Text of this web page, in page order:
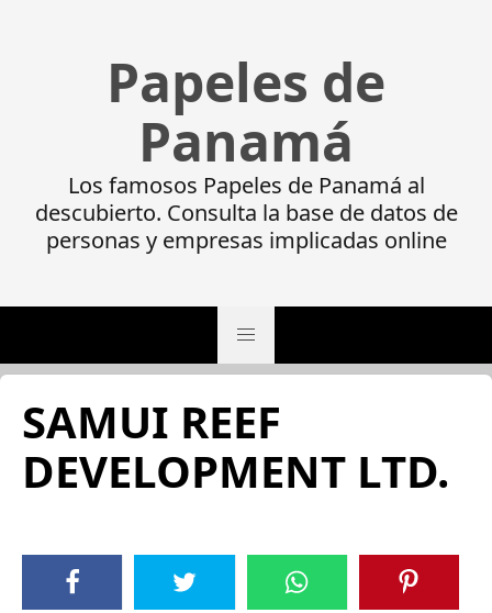
Papeles de
Panamá
Los famosos Papeles de Panamá al
descubierto. Consulta la base de datos de
personas y empresas implicadas online
SAMUI REEF
DEVELOPMENT LTD.